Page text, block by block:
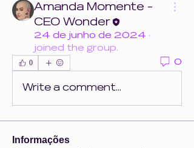
Amanda Momente -
CEO Wonder
24 de junho de 2024 ·
joined the group.
0 0
Write a comment...
Informações